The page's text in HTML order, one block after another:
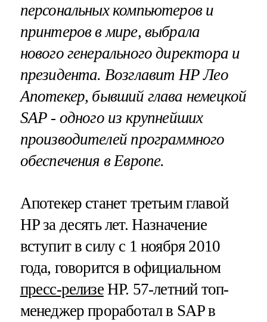
персональных компьютеров и
принтеров в мире, выбрала
нового генерального директора и
президента. Возглавит HP Лео
Апотекер, бывший глава немецкой
SAP - одного из крупнейших
производителей программного
обеспечения в Европе.
Апотекер станет третьим главой
HP за десять лет. Назначение
вступит в силу с 1 ноября 2010
года, говорится в официальном
пресс-релизеHP. 57-летний топ-
менеджер проработал в SAP в